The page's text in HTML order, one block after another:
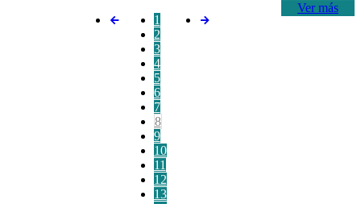
Ver más
1
2
3
4
5
6
7
8
9
10
11
12
13